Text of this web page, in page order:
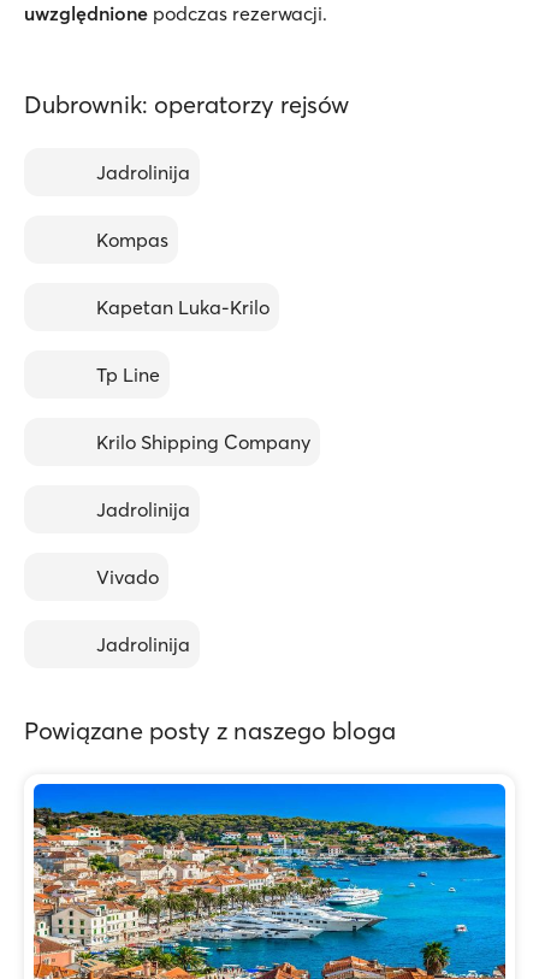
uwzględnione podczas rezerwacji.
Dubrownik: operatorzy rejsów
Jadrolinija
Kompas
Kapetan Luka-Krilo
Tp Line
Krilo Shipping Company
Jadrolinija
Vivado
Jadrolinija
Powiązane posty z naszego bloga